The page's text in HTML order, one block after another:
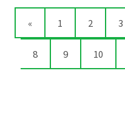
« 1 2 3
8 9 10